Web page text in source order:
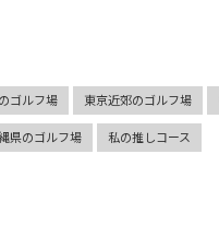
ゴルフ場 東京近郊のゴルフ場
県のゴルフ場 私の推しコース